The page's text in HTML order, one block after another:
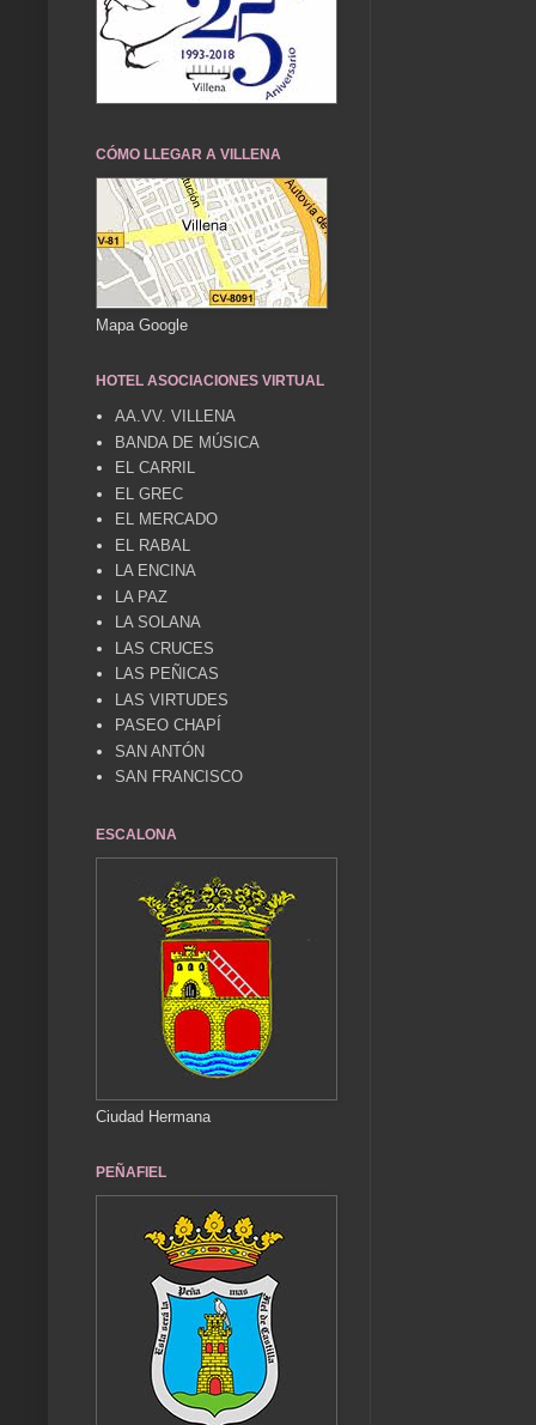
CÓMO LLEGAR A VILLENA
Mapa Google
HOTEL ASOCIACIONES VIRTUAL
AA.VV. VILLENA
BANDA DE MÚSICA
EL CARRIL
EL GREC
EL MERCADO
EL RABAL
LA ENCINA
LA PAZ
LA SOLANA
LAS CRUCES
LAS PEÑICAS
LAS VIRTUDES
PASEO CHAPÍ
SAN ANTÓN
SAN FRANCISCO
ESCALONA
Ciudad Hermana
PEÑAFIEL